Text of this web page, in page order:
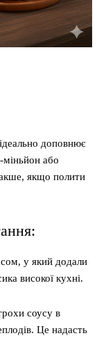
доповнює
міньйон або
якщо полити
у який додали
високої кухні.
соусу в
Це надасть